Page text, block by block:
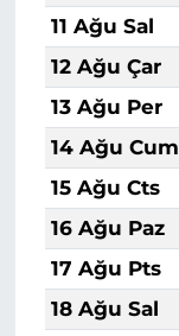
11 Ağu Sal
12 Ağu Çar
13 Ağu Per
14 Ağu Cum
15 Ağu Cts
16 Ağu Paz
17 Ağu Pts
18 Ağu Sal